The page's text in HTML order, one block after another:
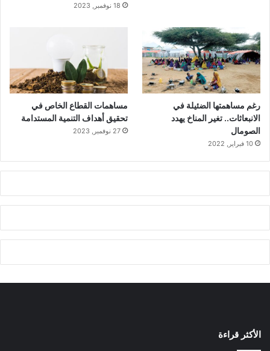
18 نوفمبر, 2023
رغم مساهمتها الضئيلة في
الانبعاثات.. تغير المناخ يهدد
الصومال
10 فبراير, 2022
مساهمات القطاع الخاص في
تحقيق أهداف التنمية المستدامة
27 نوفمبر, 2023
الأكثر قراءة